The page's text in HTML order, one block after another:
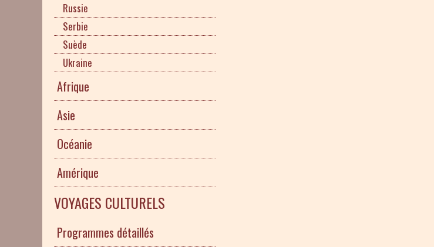
Russie
Serbie
Suède
Ukraine
Afrique
Asie
Océanie
Amérique
VOYAGES CULTURELS
Programmes détaillés